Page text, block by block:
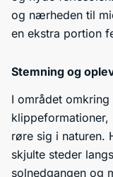
og nærheden til
en ekstra portion
Stemning og
I området
røre sig i naturen.
skjulte steder
solnedgangen og